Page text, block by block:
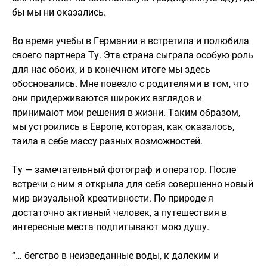
бы мы ни оказались.
Во время учебы в Германии я встретила и полюбила
своего партнера Ту. Эта страна сыграла особую роль
для нас обоих, и в конечном итоге мы здесь
обосновались. Мне повезло с родителями в том, что
они придерживаются широких взглядов и
принимают мои решения в жизни. Таким образом,
мы устроились в Европе, которая, как оказалось,
таила в себе массу разных возможностей.
Ту — замечательный фотограф и оператор. После
встречи с ним я открыла для себя совершенно новый
мир визуальной креативности. По природе я
достаточно активный человек, а путешествия в
интересные места подпитывают мою душу.
“… бегство в неизведанные воды, к далеким и